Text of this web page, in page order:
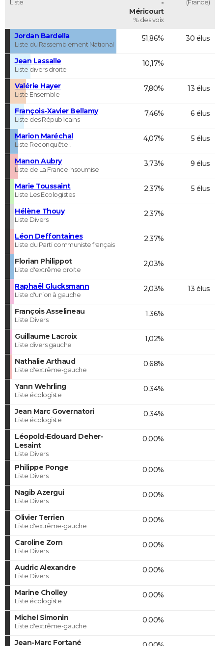
Liste
-
Méricourt
% des voix
(France)
Jordan Bardella
Liste du Rassemblement National
51,86% 30 élus
Jean Lassalle
Liste divers droite
10,17%
Valérie Hayer
Liste Ensemble
7,80% 13 élus
François-Xavier Bellamy
Liste des Républicains
7,46% 6 élus
Marion Maréchal
Liste Reconquête !
4,07% 5 élus
Manon Aubry
Liste de La France insoumise
3,73% 9 élus
Marie Toussaint
Liste Les Ecologistes
2,37% 5 élus
Hélène Thouy
Liste Divers
2,37%
Léon Deffontaines
Liste du Parti communiste français
2,37%
Florian Philippot
Liste d'extrême droite
2,03%
Raphaël Glucksmann
Liste d'union à gauche
2,03% 13 élus
François Asselineau
Liste Divers
1,36%
Guillaume Lacroix
Liste divers gauche
1,02%
Nathalie Arthaud
Liste d'extrême-gauche
0,68%
Yann Wehrling
Liste écologiste
0,34%
Jean Marc Governatori
Liste écologiste
0,34%
Léopold-Edouard Deher-
Lesaint
Liste Divers
0,00%
Philippe Ponge
Liste Divers
0,00%
Nagib Azergui
Liste Divers
0,00%
Olivier Terrien
Liste d'extrême-gauche
0,00%
Caroline Zorn
Liste Divers
0,00%
Audric Alexandre
Liste Divers
0,00%
Marine Cholley
Liste écologiste
0,00%
Michel Simonin
Liste d'extrême-gauche
0,00%
Jean-Marc Fortané